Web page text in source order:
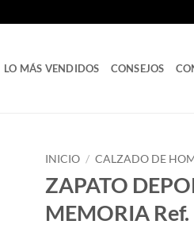
LO MÁS VENDIDOS CONSEJOS
INICIO / CALZADO DE
ZAPATO
MEMORIA